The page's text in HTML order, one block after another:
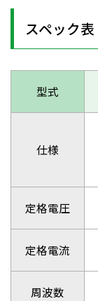
スペック表
型式
仕様
定格電圧
定格電流
周波数